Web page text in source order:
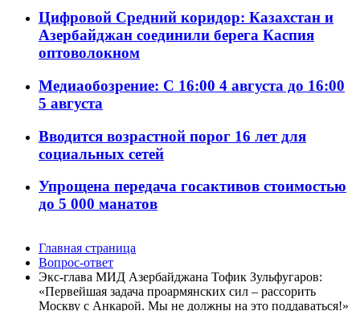
Цифровой Средний коридор: Казахстан и
Азербайджан соединили берега Каспия
оптоволокном
Медиаобозрение: С 16:00 4 августа до 16:00
5 августа
Вводится возрастной порог 16 лет для
социальных сетей
Упрощена передача госактивов стоимостью
до 5 000 манатов
Главная страница
Вопрос-ответ
Экс-глава МИД Азербайджана Тофик Зульфугаров:
«Первейшая задача проармянских сил – рассорить
Москву с Анкарой. Мы не должны на это поддаваться!»